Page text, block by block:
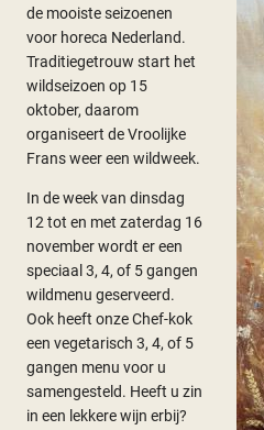
de mooiste seizoenen
voor horeca Nederland.
Traditiegetrouw start het
wildseizoen op 15
oktober, daarom
organiseert de Vroolijke
Frans weer een wildweek.
In de week van dinsdag
12 tot en met zaterdag 16
november wordt er een
speciaal 3, 4, of 5 gangen
wildmenu geserveerd.
Ook heeft onze Chef-kok
een vegetarisch 3, 4, of 5
gangen menu voor u
samengesteld. Heeft u zin
in een lekkere wijn erbij?